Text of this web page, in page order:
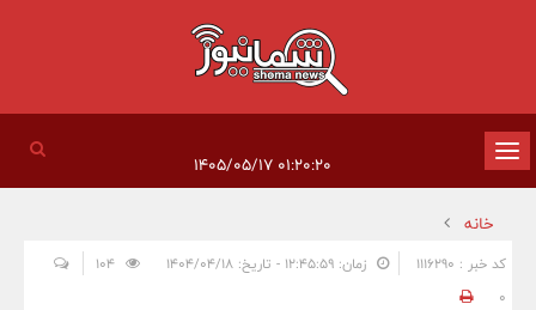
تغییر
وضعیت
ناوبری
خانه
کد خبر : 1116290 زمان: ۱۲:۴۵:۵۹ - تاریخ: ۱۴۰۴/۰۴/۱۸
0